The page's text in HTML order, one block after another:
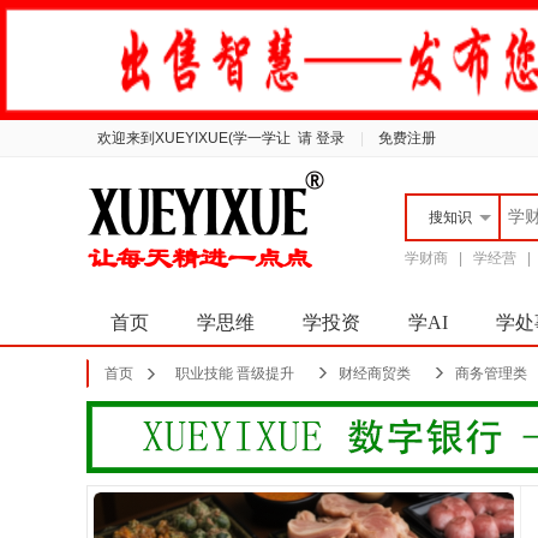
欢迎来到XUEYIXUE(学一学让 请 登录 免费注册
搜知识
学财商 学经营
首页 学思维 学投资 学AI 学处
首页 职业技能 晋级提升 财经商贸类 商务管理类